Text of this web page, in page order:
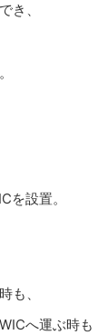
き、
を設置。
も、
へ運ぶ時も